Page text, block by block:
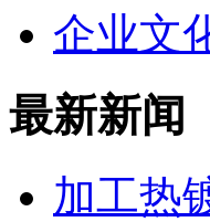
企业文
最新新闻
加工热